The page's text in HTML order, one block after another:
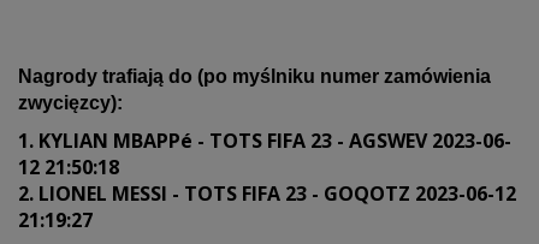
Nagrody trafiają do (po myślniku numer zamówienia
zwycięzcy):
1. KYLIAN MBAPPé - TOTS FIFA 23 - AGSWEV 2023-06-
12 21:50:18
2. LIONEL MESSI - TOTS FIFA 23 - GOQOTZ 2023-06-12
21:19:27